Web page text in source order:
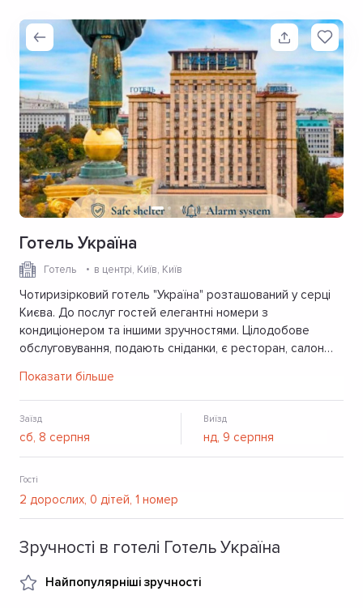
Готель Україна
Готель в центрі, Київ, Київ
Чотиризірковий готель "Україна" розташований у серці
Києва. До послуг гостей елегантні номери з
кондиціонером та іншими зручностями. Цілодобове
обслуговування, подають сніданки, є ресторан, салон
скористатися пральнею.
Показати більше
Заїзд Виїзд
Гості
Зручності в готелі Готель Україна
Найпопулярніші зручності